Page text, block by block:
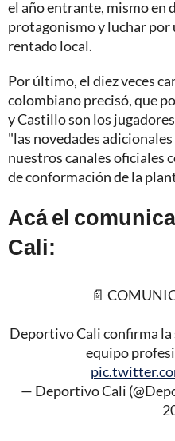
el año entrante, mismo en
protagonismo y luchar por
rentado local.
Por último, el diez veces
colombiano precisó, que
y Castillo son los
"las novedades
nuestros canales oficiales
de conformación de la
Acá el
Cali:
📄
Deportivo Cali confirma
equipo
— Deportivo Cali